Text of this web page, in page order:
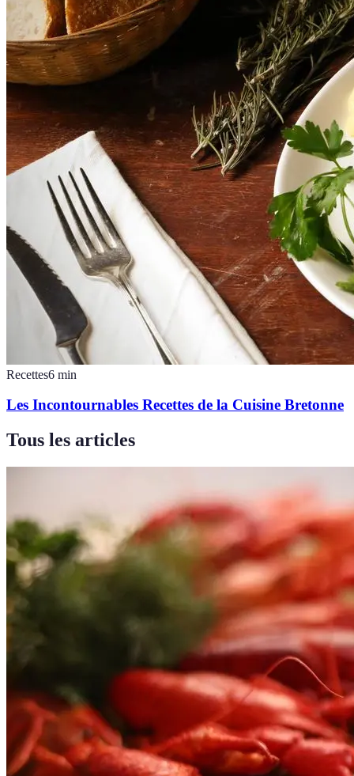
Recettes6 min
Les Incontournables Recettes de la Cuisine Bretonne
Tous les articles